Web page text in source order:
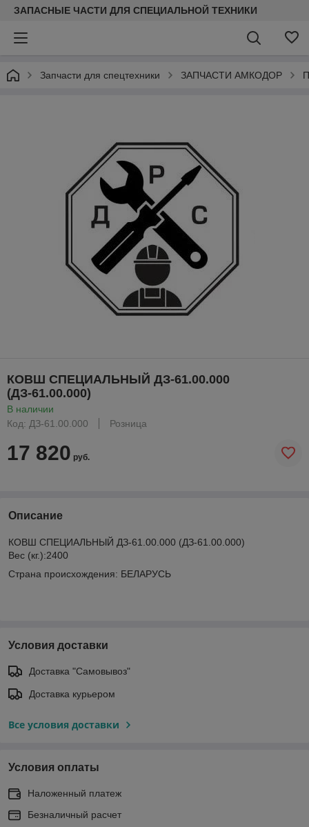
ЗАПАСНЫЕ ЧАСТИ ДЛЯ СПЕЦИАЛЬНОЙ ТЕХНИКИ
Запчасти для спецтехники ЗАПЧАСТИ АМКОДОР
КОВШ СПЕЦИАЛЬНЫЙ ДЗ-61.00.000
(ДЗ-61.00.000)
В наличии
Код: ДЗ-61.00.000
Розница
17 820 руб.
Описание
КОВШ СПЕЦИАЛЬНЫЙ ДЗ-61.00.000 (ДЗ-61.00.000)
Вес (кг.):2400
Страна происхождения: БЕЛАРУСЬ
Условия доставки
Доставка "Самовывоз"
Доставка курьером
Все условия доставки
Условия оплаты
Наложенный платеж
Безналичный расчет